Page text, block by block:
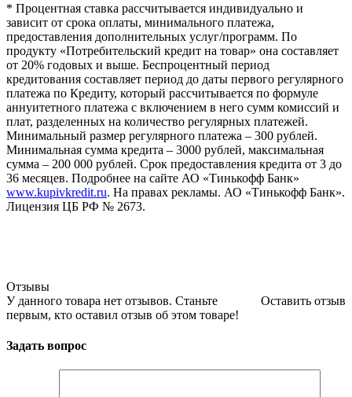
* Процентная ставка рассчитывается индивидуально и
зависит от срока оплаты, минимального платежа,
предоставления дополнительных услуг/программ. По
продукту «Потребительский кредит на товар» она составляет
от 20% годовых и выше. Беспроцентный период
кредитования составляет период до даты первого регулярного
платежа по Кредиту, который рассчитывается по формуле
аннуитетного платежа с включением в него сумм комиссий и
плат, разделенных на количество регулярных платежей.
Минимальный размер регулярного платежа – 300 рублей.
Минимальная сумма кредита – 3000 рублей, максимальная
сумма – 200 000 рублей. Срок предоставления кредита от 3 до
36 месяцев. Подробнее на сайте АО «Тинькофф Банк»
www.kupivkredit.ru. На правах рекламы. АО «Тинькофф Банк».
Лицензия ЦБ РФ № 2673.
Отзывы
Оставить отзыв
У данного товара нет отзывов. Станьте
первым, кто оставил отзыв об этом товаре!
Задать вопрос